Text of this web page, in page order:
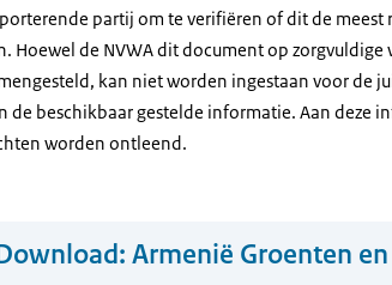
partij om te verifiëren of dit de meest
Hoewel de NVWA dit document op zorgvuldige
kan niet worden ingestaan voor de
de beschikbaar gestelde informatie. Aan deze
worden ontleend.
Armenië Groenten